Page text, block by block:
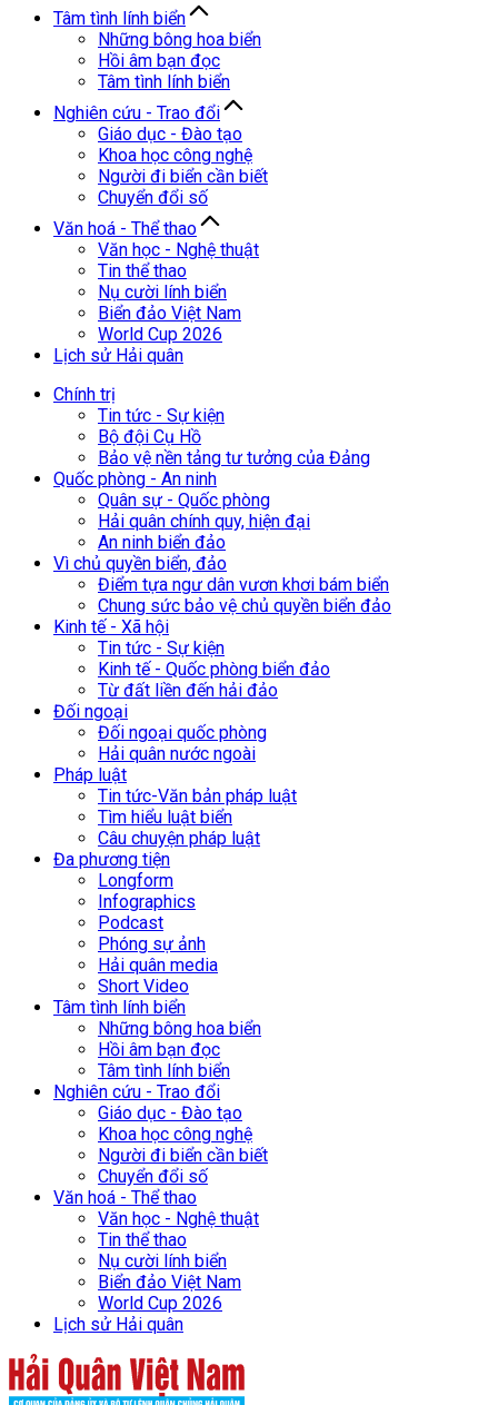
Tâm tình lính biển
Những bông hoa biển
Hồi âm bạn đọc
Tâm tình lính biển
Nghiên cứu - Trao đổi
Giáo dục - Đào tạo
Khoa học công nghệ
Người đi biển cần biết
Chuyển đổi số
Văn hoá - Thể thao
Văn học - Nghệ thuật
Tin thể thao
Nụ cười lính biển
Biển đảo Việt Nam
World Cup 2026
Lịch sử Hải quân
Chính trị
Tin tức - Sự kiện
Bộ đội Cụ Hồ
Bảo vệ nền tảng tư tưởng của Đảng
Quốc phòng - An ninh
Quân sự - Quốc phòng
Hải quân chính quy, hiện đại
An ninh biển đảo
Vì chủ quyền biển, đảo
Điểm tựa ngư dân vươn khơi bám biển
Chung sức bảo vệ chủ quyền biển đảo
Kinh tế - Xã hội
Tin tức - Sự kiện
Kinh tế - Quốc phòng biển đảo
Từ đất liền đến hải đảo
Đối ngoại
Đối ngoại quốc phòng
Hải quân nước ngoài
Pháp luật
Tin tức-Văn bản pháp luật
Tìm hiểu luật biển
Câu chuyện pháp luật
Đa phương tiện
Longform
Infographics
Podcast
Phóng sự ảnh
Hải quân media
Short Video
Tâm tình lính biển
Những bông hoa biển
Hồi âm bạn đọc
Tâm tình lính biển
Nghiên cứu - Trao đổi
Giáo dục - Đào tạo
Khoa học công nghệ
Người đi biển cần biết
Chuyển đổi số
Văn hoá - Thể thao
Văn học - Nghệ thuật
Tin thể thao
Nụ cười lính biển
Biển đảo Việt Nam
World Cup 2026
Lịch sử Hải quân